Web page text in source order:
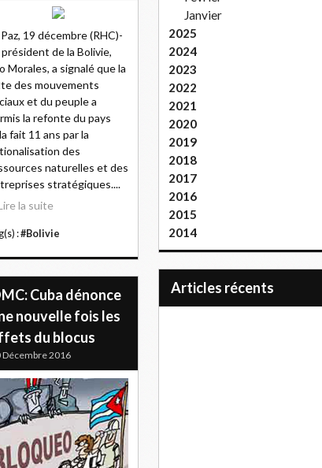
19 décembre (RHC)-
président de la Bolivie,
Morales, a signalé que la
des mouvements
et du peuple a
la refonte du pays
fait 11 ans par la
des
naturelles et des
stratégiques....
la suite
:#Bolivie
Cuba dénonce
nouvelle fois les
du blocus
Décembre 2016
Janvier
2025
2024
2023
2022
2021
2020
2019
2018
2017
2016
2015
2014
articles récents